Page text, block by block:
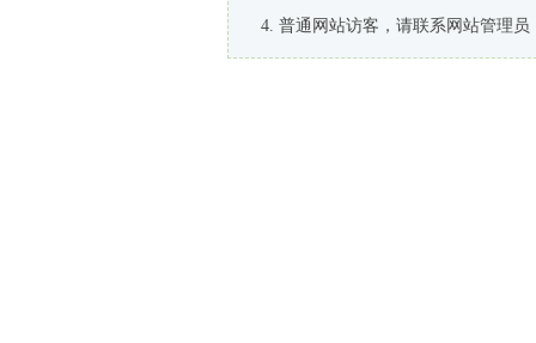
普通网站访客，请联系网站管理员